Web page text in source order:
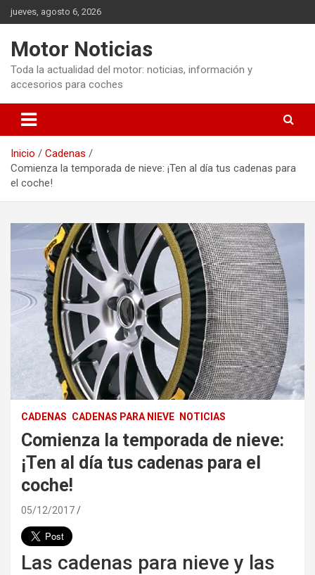
Saltar
al
jueves, agosto 6, 2026
Motor Noticias
Toda la actualidad del motor: noticias, información y
accesorios para coches
Inicio
Cadenas
Comienza la temporada de nieve: ¡Ten al día tus cadenas para
el coche!
CADENAS CADENAS PARA NIEVE NOTICIAS
Comienza la temporada de nieve:
¡Ten al día tus cadenas para el
coche!
05/12/2017
Las cadenas para nieve y las